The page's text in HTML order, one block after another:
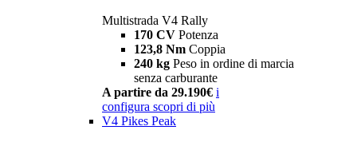
Multistrada V4 Rally
170 CV Potenza
123,8 Nm Coppia
240 kg Peso in ordine di marcia
senza carburante
A partire da 29.190€ i
configura scopri di più
V4 Pikes Peak